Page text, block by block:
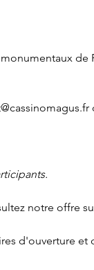
de
notre offre
d'ouverture et